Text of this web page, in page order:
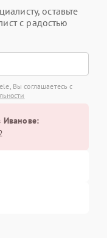
оставьте
с радостью
Вы соглашаетесь с
Иванове: